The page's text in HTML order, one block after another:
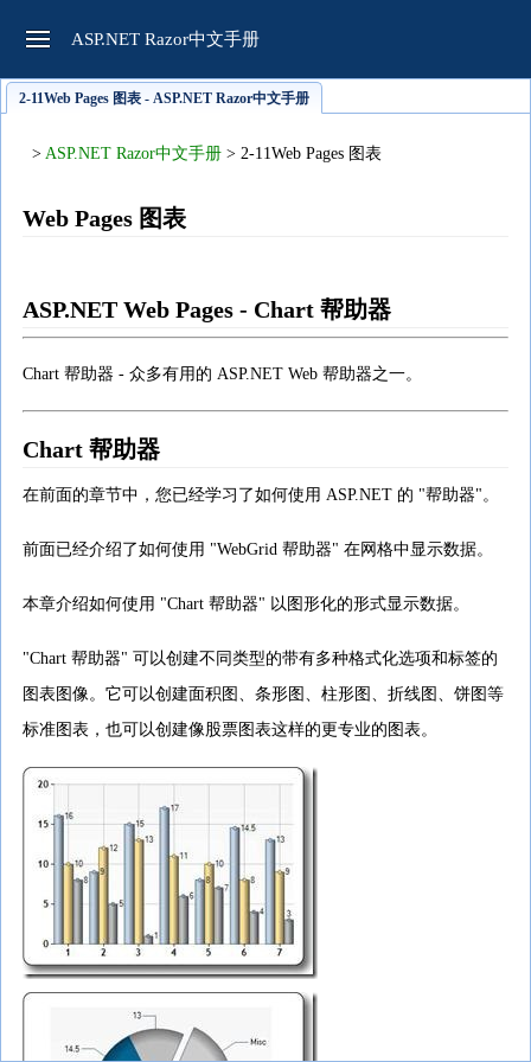
ASP.NET Razor中文手册
2-11Web Pages 图表 - ASP.NET Razor中文手册
> ASP.NET Razor中文手册 > 2-11Web Pages 图表
Web Pages 图表
ASP.NET Web Pages - Chart 帮助器
Chart 帮助器 - 众多有用的 ASP.NET Web 帮助器之一。
Chart 帮助器
在前面的章节中，您已经学习了如何使用 ASP.NET 的 "帮助器"。
前面已经介绍了如何使用 "WebGrid 帮助器" 在网格中显示数据。
本章介绍如何使用 "Chart 帮助器" 以图形化的形式显示数据。
"Chart 帮助器" 可以创建不同类型的带有多种格式化选项和标签的
图表图像。它可以创建面积图、条形图、柱形图、折线图、饼图等
标准图表，也可以创建像股票图表这样的更专业的图表。